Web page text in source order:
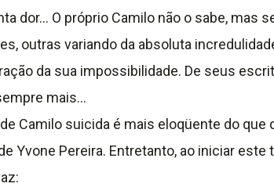
dor… O próprio Camilo não o sabe,
outras variando da absoluta
da sua impossibilidade. De seus
mais…
Camilo suicida é mais eloqüente do
Yvone Pereira. Entretanto, ao iniciar